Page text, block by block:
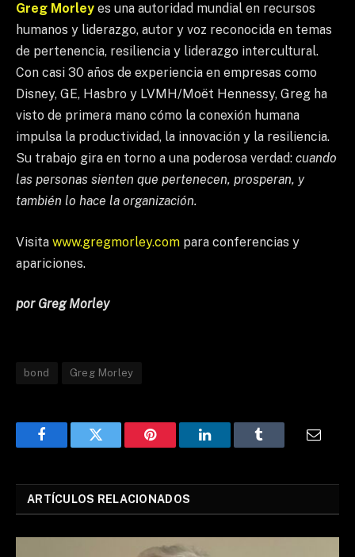
Greg Morley es una autoridad mundial en recursos
humanos y liderazgo, autor y voz reconocida en temas
de pertenencia, resiliencia y liderazgo intercultural.
Con casi 30 años de experiencia en empresas como
Disney, GE, Hasbro y LVMH/Moët Hennessy, Greg ha
visto de primera mano cómo la conexión humana
impulsa la productividad, la innovación y la resiliencia.
Su trabajo gira en torno a una poderosa verdad: cuando
las personas sienten que pertenecen, prosperan, y
también lo hace la organización.
Visita www.gregmorley.com para conferencias y
apariciones.
por Greg Morley
bond Greg Morley
FacebookTwitter Pinterest LinkedInTumblr
ARTÍCULOS RELACIONADOS